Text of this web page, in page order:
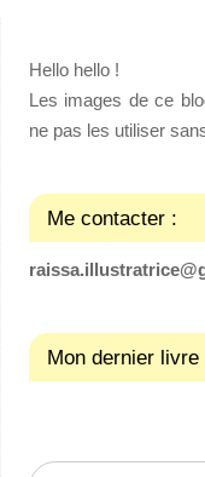
Hello hello !
Les images de ce
ne pas les utiliser
Me contacter :
Mon dernier livre